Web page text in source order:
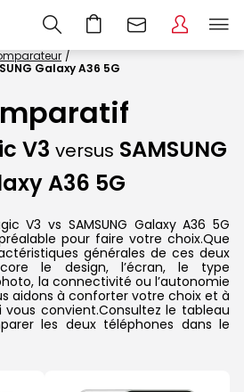
Galaxy A36 5G
V3 versus SAMSUNG
A36 5G
V3 vs SAMSUNG Galaxy A36 5G
pour faire votre choix.Que
générales de ces deux
le design, l’écran, le type
la connectivité ou l’autonomie
aidons à conforter votre choix et à
convient.Consultez le tableau
les deux téléphones dans le